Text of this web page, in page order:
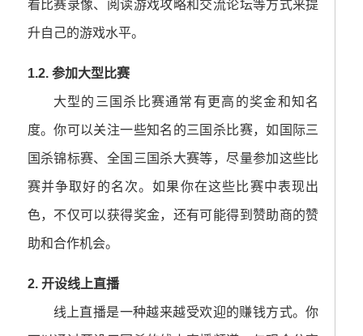
看比赛录像、阅读游戏攻略和交流论坛等方式来提
升自己的游戏水平。
1.2. 参加大型比赛
大型的三国杀比赛通常有更高的奖金和知名
度。你可以关注一些知名的三国杀比赛，如国际三
国杀锦标赛、全国三国杀大赛等，尽量参加这些比
赛并争取好的名次。如果你在这些比赛中表现出
色，不仅可以获得奖金，还有可能得到赞助商的赞
助和合作机会。
2. 开设线上直播
线上直播是一种越来越受欢迎的赚钱方式。你